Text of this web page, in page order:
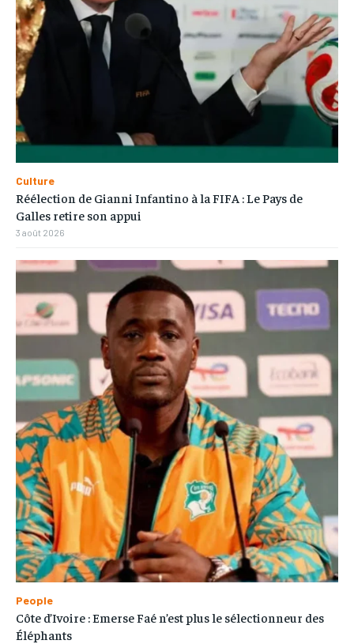
Culture
Réélection de Gianni Infantino à la FIFA : Le Pays de
Galles retire son appui
3 août 2026
People
Côte d’Ivoire : Emerse Faé n’est plus le sélectionneur des
Éléphants